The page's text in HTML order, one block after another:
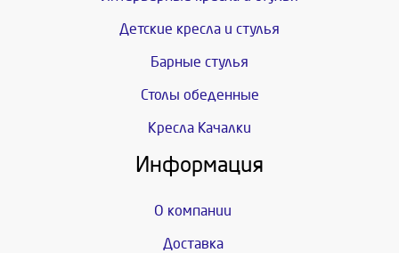
Детские кресла и стулья
Барные стулья
Столы обеденные
Кресла Качалки
Информация
О компании
Доставка